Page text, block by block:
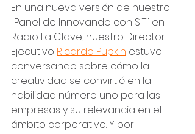
En una nueva versión de nuestro
"Panel de Innovando con SIT" en
Radio La Clave, nuestro Director
Ejecutivo Ricardo Pupkin estuvo
conversando sobre cómo la
creatividad se convirtió en la
habilidad número uno para las
empresas y su relevancia en el
ámbito corporativo. Y por